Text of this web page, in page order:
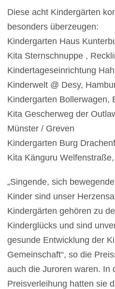
Diese acht Kindergärten
besonders überzeugen:
Kindergarten Haus
Kita Sternschnuppe ,
Kindertageseinrichtung
Kinderwelt @ Desy,
Kindergarten Bollerwagen,
Kita Gescherweg der
Münster / Greven
Kindergarten Burg
Kita Känguru
„Singende, sich
Kinder sind unser
Kindergärten gehören zu
Kinderglücks und sind
gesunde Entwicklung der
Gemeinschaft“, so die
auch die Juroren waren. In
Preisverleihung hatten sie